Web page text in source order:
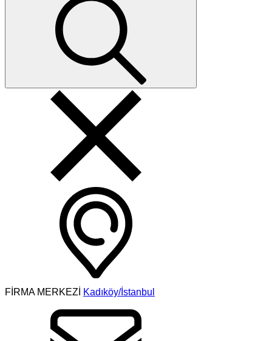
FİRMA MERKEZİ Kadıköy/İstanbul